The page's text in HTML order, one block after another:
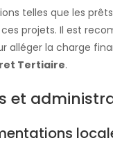
telles que les
projets. Il est
alléger la charge
Tertiaire.
et